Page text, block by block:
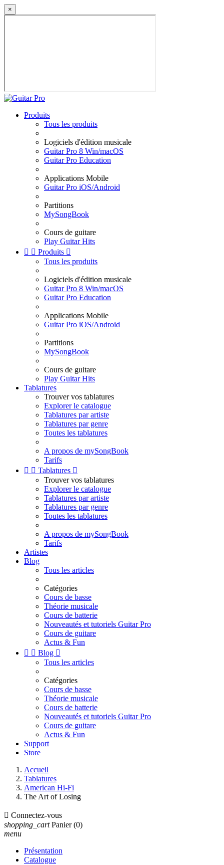
×
Produits
Tous les produits
Logiciels d'édition musicale
Guitar Pro 8 Win/macOS
Guitar Pro Education
Applications Mobile
Guitar Pro iOS/Android
Partitions
MySongBook
Cours de guitare
Play Guitar Hits
  Produits 
Tous les produits
Logiciels d'édition musicale
Guitar Pro 8 Win/macOS
Guitar Pro Education
Applications Mobile
Guitar Pro iOS/Android
Partitions
MySongBook
Cours de guitare
Play Guitar Hits
Tablatures
Trouver vos tablatures
Explorer le catalogue
Tablatures par artiste
Tablatures par genre
Toutes les tablatures
A propos de mySongBook
Tarifs
  Tablatures 
Trouver vos tablatures
Explorer le catalogue
Tablatures par artiste
Tablatures par genre
Toutes les tablatures
A propos de mySongBook
Tarifs
Artistes
Blog
Tous les articles
Catégories
Cours de basse
Théorie musicale
Cours de batterie
Nouveautés et tutoriels Guitar Pro
Cours de guitare
Actus & Fun
  Blog 
Tous les articles
Catégories
Cours de basse
Théorie musicale
Cours de batterie
Nouveautés et tutoriels Guitar Pro
Cours de guitare
Actus & Fun
Support
Store
Accueil
Tablatures
American Hi-Fi
The Art of Losing
 Connectez-vous
shopping_cart Panier (0)
menu
Présentation
Catalogue